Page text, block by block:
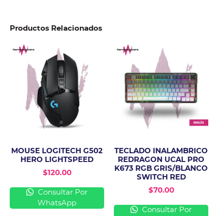
Productos Relacionados
MOUSE LOGITECH G502
HERO LIGHTSPEED
$120.00
Consultar Por
WhatsApp
TECLADO INALAMBRICO
REDRAGON UCAL PRO
K673 RGB GRIS/BLANCO
SWITCH RED
$70.00
Consultar Por